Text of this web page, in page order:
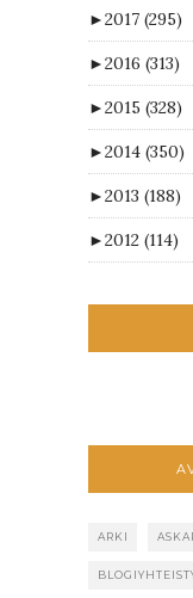
►2017 (295)
►2016 (313)
►2015 (328)
►2014 (350)
►2013 (188)
►2012 (114)
ARKI